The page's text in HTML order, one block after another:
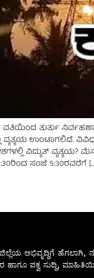
ವತಿಯಿಂದ ತುರ್ತು
ವ್ಯತ್ಯಯ ಉಂಟಾಗಲಿದೆ.
ವಿದ್ಯುತ್ ವ್ಯತ್ಯಯ?
ಸಂಜೆ 5:30ರವರೆಗೆ
ಜಿಲ್ಲೆಯ ಅಭಿವೃದ್ಧಿಗೆ
ಹಾಗೂ ಪಕ್ವ ಸುದ್ದಿ,